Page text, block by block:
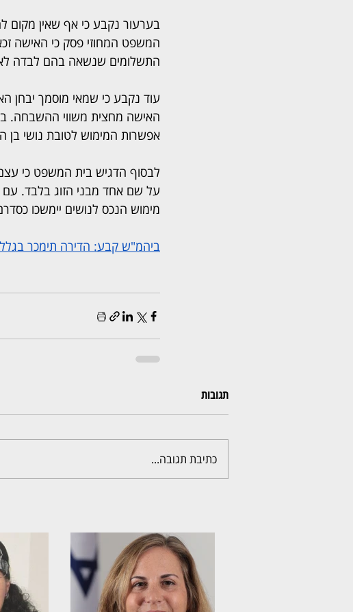
בערעור נקבע כי אף שאין מקום
המשפט המחוזי פסק כי האישה
התשלומים שנשאה בהם לבדה
עוד נקבע כי שמאי מוסמך יבחן
האישה מחצית משווי ההשבחה.
אפשרות המימוש לטובת נושי בן
לבסוף הדגיש בית המשפט כי עצם
על שם אחד מבני הזוג בלבד. עם
מימוש הנכס לנושים יימשכו
ביהמ"ש קבע: הדירה תימכר בגלל
תגובות
כתיבת תגובה...